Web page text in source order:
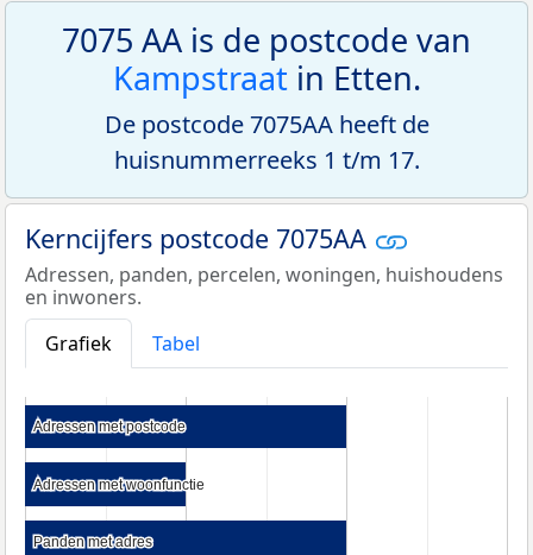
7075 AA is de postcode van
Kampstraatin Etten.
De postcode 7075AA heeft de
huisnummerreeks 1 t/m 17.
Kerncijfers postcode 7075AA
Adressen, panden, percelen, woningen, huishoudens
en inwoners.
Grafiek
Tabel
Adressen met postcode
Adressen met postcode
Adressen met woonfunctie
Adressen met woonfunctie
Panden met adres
Panden met adres